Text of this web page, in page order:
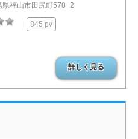
県福山市田尻町578−2
845 pv
詳しく見る